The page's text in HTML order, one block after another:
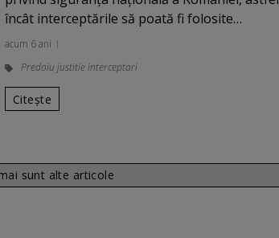
încât interceptările să poată fi folosite…
acum 6 ani
Predoiu justitie interceptari
Citește
sunt alte articole